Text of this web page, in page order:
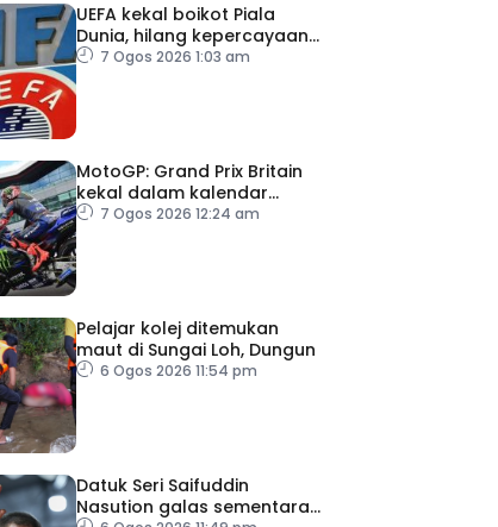
UEFA kekal boikot Piala
Dunia, hilang kepercayaan
kepada Infantino
7 Ogos 2026 1:03 am
MotoGP: Grand Prix Britain
kekal dalam kalendar
hingga 2028
7 Ogos 2026 12:24 am
Pelajar kolej ditemukan
maut di Sungai Loh, Dungun
6 Ogos 2026 11:54 pm
Datuk Seri Saifuddin
Nasution galas sementara